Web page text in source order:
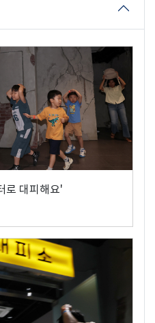
로 대피해요'